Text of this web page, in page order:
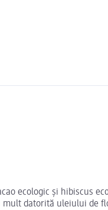
ecologic și hibiscus
datorită uleiului de